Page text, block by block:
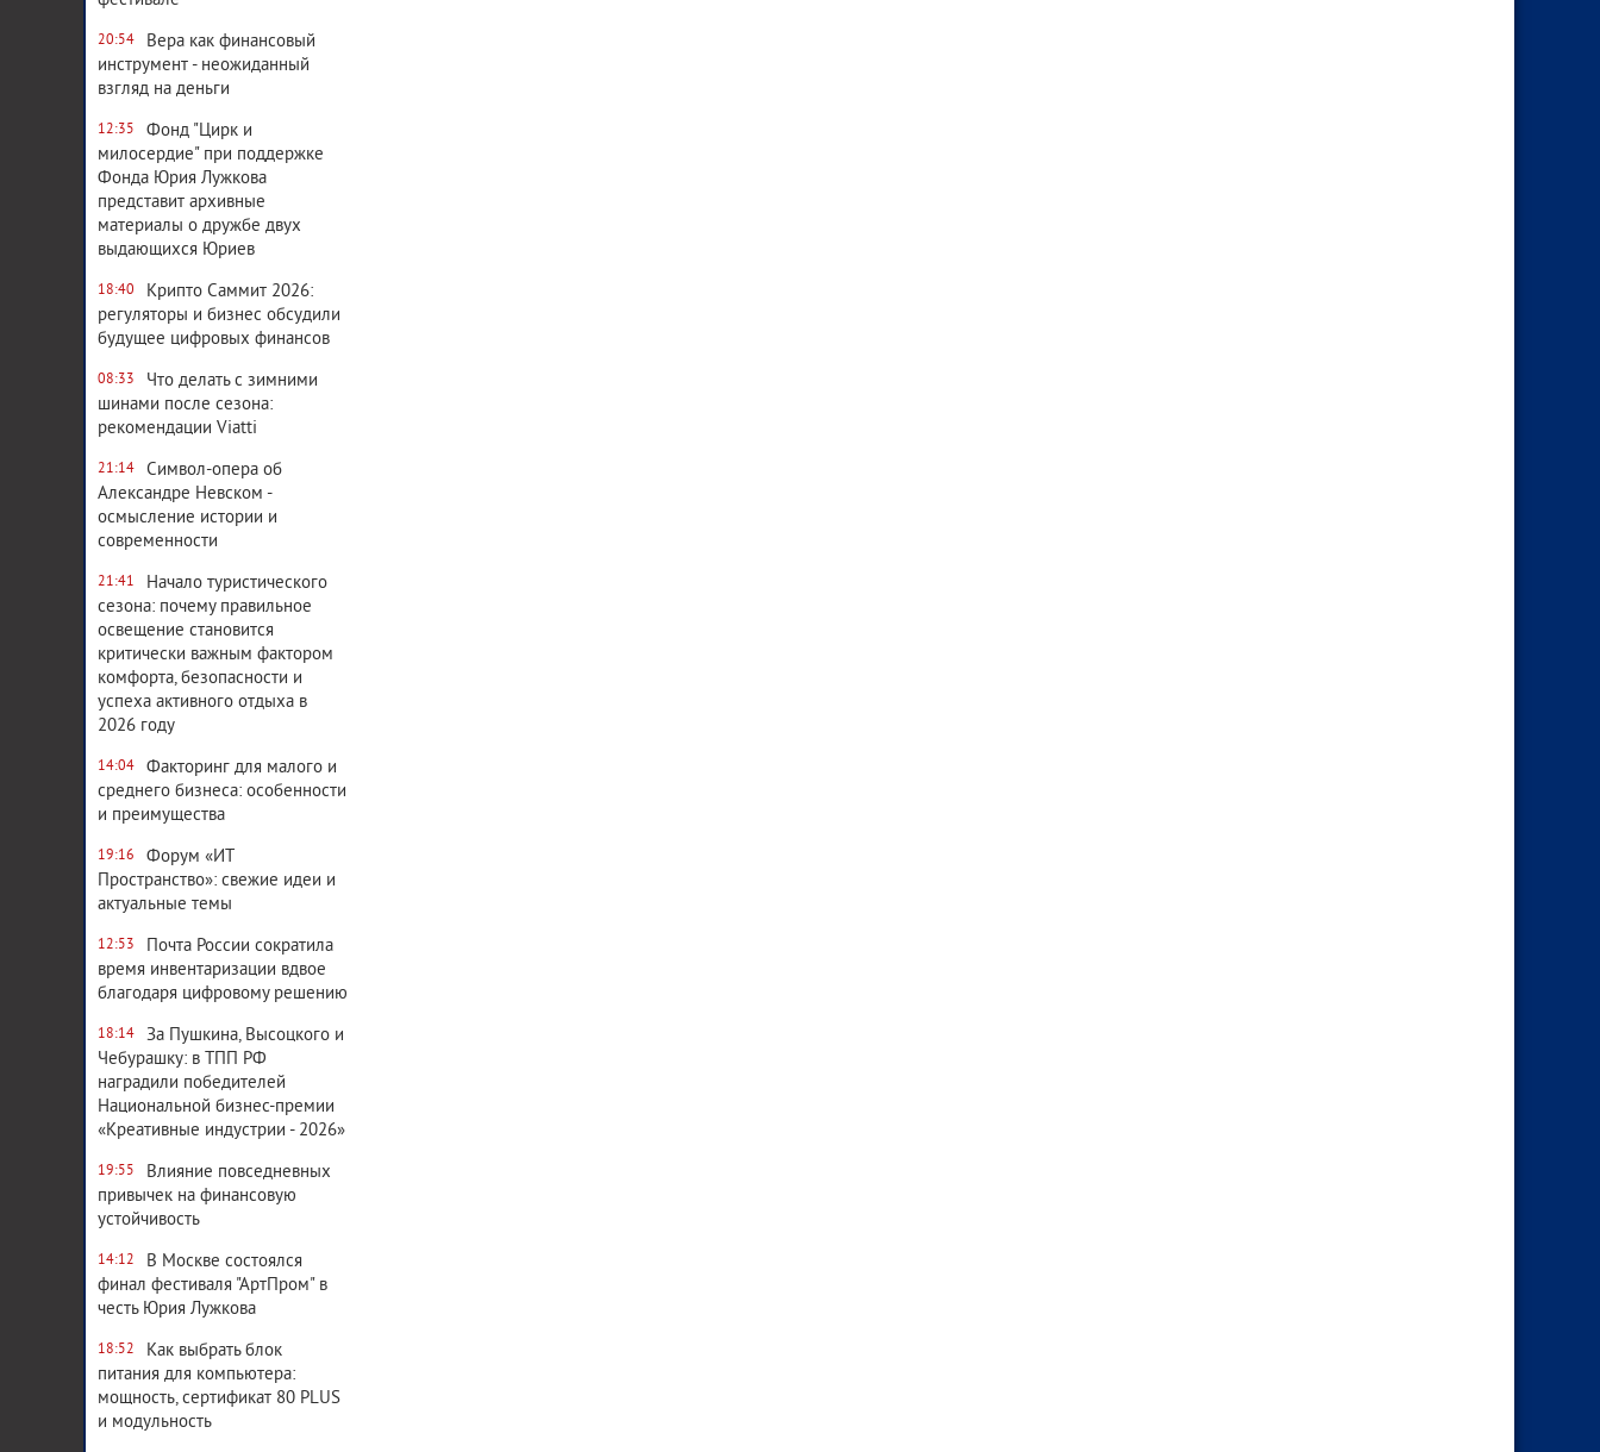
20:54
Вера как финансовый
инструмент - неожиданный
взгляд на деньги
12:35
Фонд "Цирк и
милосердие" при поддержке
Фонда Юрия Лужкова
представит архивные
материалы о дружбе двух
выдающихся Юриев
18:40
Крипто Саммит 2026:
регуляторы и бизнес обсудили
будущее цифровых финансов
08:33
Что делать с зимними
шинами после сезона:
рекомендации Viatti
21:14
Символ-опера об
Александре Невском -
осмысление истории и
современности
21:41
Начало туристического
сезона: почему правильное
освещение становится
критически важным фактором
комфорта, безопасности и
успеха активного отдыха в
2026 году
14:04
Факторинг для малого и
среднего бизнеса: особенности
и преимущества
19:16
Форум «ИТ
Пространство»: свежие идеи и
актуальные темы
12:53
Почта России сократила
время инвентаризации вдвое
благодаря цифровому решению
18:14
За Пушкина, Высоцкого и
Чебурашку: в ТПП РФ
наградили победителей
Национальной бизнес-премии
«Креативные индустрии - 2026»
19:55
Влияние повседневных
привычек на финансовую
устойчивость
14:12
В Москве состоялся
финал фестиваля "АртПром" в
честь Юрия Лужкова
18:52
Как выбрать блок
питания для компьютера:
мощность, сертификат 80 PLUS
и модульность